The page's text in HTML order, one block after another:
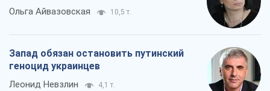
Ольга Айвазовская 10,5 т.
Запад обязан остановить путинский
геноцид украинцев
Леонид Невзлин 4,1 т.